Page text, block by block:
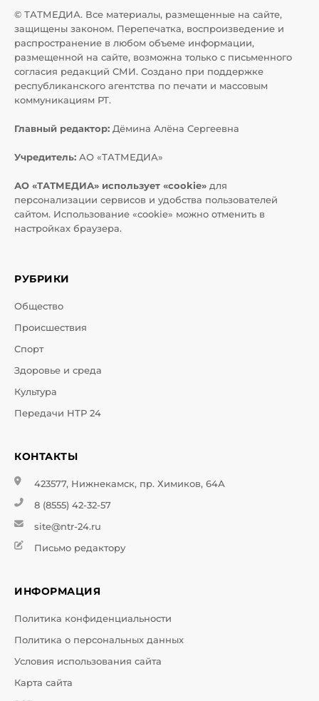
© ТАТМЕДИА. Все материалы, размещенные на сайте,
защищены законом. Перепечатка, воспроизведение и
распространение в любом объеме информации,
размещенной на сайте, возможна только с письменного
согласия редакций СМИ. Создано при поддержке
республиканского агентства по печати и массовым
коммуникациям РТ.
Главный редактор: Дёмина Алёна Сергеевна
Учредитель: АО «ТАТМЕДИА»
АО «ТАТМЕДИА» использует «cookie» для
персонализации сервисов и удобства пользователей
сайтом. Использование «cookie» можно отменить в
настройках браузера.
РУБРИКИ
Общество
Происшествия
Спорт
Здоровье и среда
Культура
Передачи НТР 24
КОНТАКТЫ
423577, Нижнекамск, пр. Химиков, 64А
8 (8555) 42-32-57
site@ntr-24.ru
Письмо редактору
ИНФОРМАЦИЯ
Политика конфиденциальности
Политика о персональных данных
Условия использования сайта
Карта сайта